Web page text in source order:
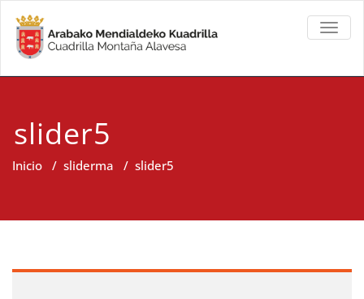
slider5
Inicio / sliderma / slider5